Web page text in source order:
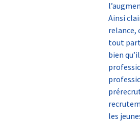
Ainsi
relance,
tout
bien
les